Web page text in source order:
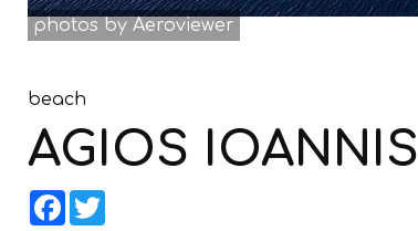
photos by Aeroviewer
beach
AGIOS IOANNIS
Facebook
Twitter